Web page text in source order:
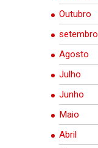
Outubro
setembro
Agosto
Julho
Junho
Maio
Abril